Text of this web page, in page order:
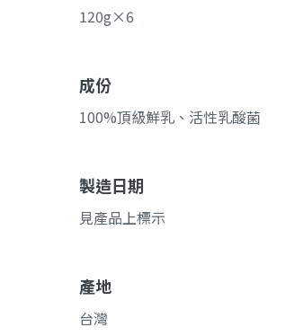
120g×6
成份
100%頂級鮮乳、活性乳酸菌
製造日期
見產品上標示
產地
台灣